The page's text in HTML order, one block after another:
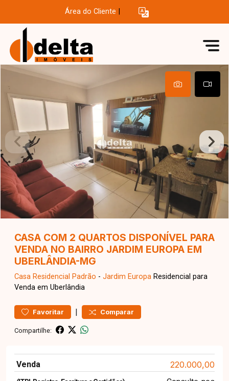
Área do Cliente
CASA COM 2 QUARTOS DISPONÍVEL PARA
VENDA NO BAIRRO JARDIM EUROPA EM
UBERLÂNDIA-MG
Casa Residencial Padrão - Jardim Europa Residencial para
Venda em Uberlândia
Favoritar | Comparar
Compartilhe:
Venda 220.000,00